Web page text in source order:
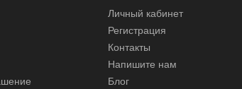
Личный кабинет
Регистрация
Контакты
Напишите нам
Блог